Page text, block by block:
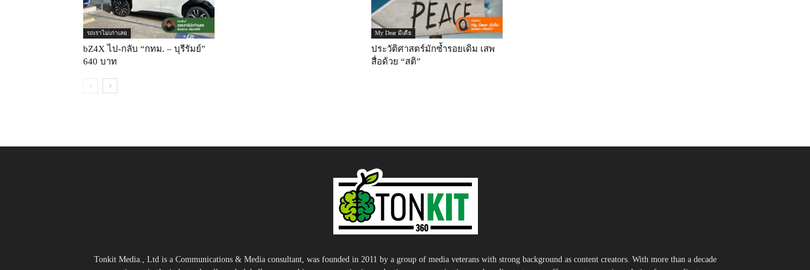
รถเราไม่เก่าเลย
bZ4X ไป-กลับ “กทม. – บุรีรัมย์”
640 บาท
My Dear มีเดีย
ประวัติศาสตร์มักซ้ำรอยเดิม เสพ
สื่อด้วย “สติ”
Tonkit Media., Ltd is a Communications & Media consultant, was founded in 2011 by a group of media veterans with strong background as content creators. With more than a decade